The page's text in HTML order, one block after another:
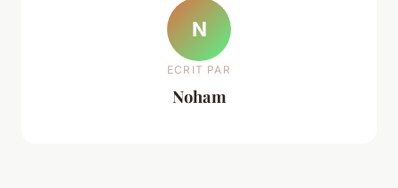
N
ECRIT PAR
Noham